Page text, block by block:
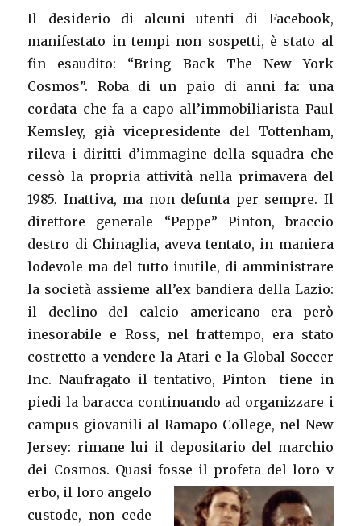
Il desiderio di alcuni utenti di Facebook,
manifestato in tempi non sospetti, è stato al
fin esaudito: “Bring Back The New York
Cosmos”. Roba di un paio di anni fa: una
cordata che fa a capo all’immobiliarista Paul
Kemsley, già vicepresidente del Tottenham,
rileva i diritti d’immagine della squadra che
cessò la propria attività nella primavera del
1985. Inattiva, ma non defunta per sempre. Il
direttore generale “Peppe” Pinton, braccio
destro di Chinaglia, aveva tentato, in maniera
lodevole ma del tutto inutile, di amministrare
la società assieme all’ex bandiera della Lazio:
il declino del calcio americano era però
inesorabile e Ross, nel frattempo, era stato
costretto a vendere la Atari e la Global Soccer
Inc. Naufragato il tentativo, Pinton tiene in
piedi la baracca continuando ad organizzare i
campus giovanili al Ramapo College, nel New
Jersey: rimane lui il depositario del marchio
dei Cosmos. Quasi fosse il profeta del loro v
erbo, il loro angelo
custode, non cede